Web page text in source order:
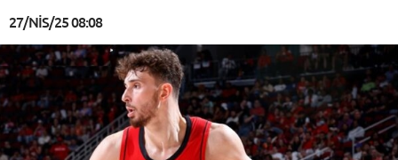
27/NIS/25 08:08